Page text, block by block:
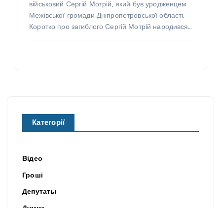
військовий Сергій Мотрій, який був уродженцем
Межівської громади Дніпропетровської області.
Коротко про загиблого Сергій Мотрій народився…
Категорії
Відео
Гроші
Депутаты